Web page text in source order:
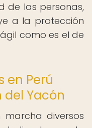
de las personas,
a la protección
como es el de
en Perú
Yacón
marcha diversos